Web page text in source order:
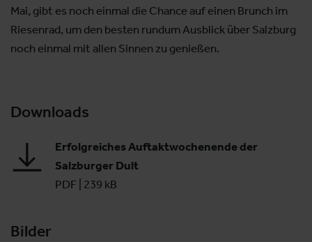
Mai, gibt es noch einmal die Chance auf einen Brunch im
Riesenrad, um den besten rundum Ausblick über Salzburg
noch einmal mit allen Sinnen zu genießen.
Downloads
Erfolgreiches Auftaktwochenende der
Salzburger Dult
PDF 239 kB
Bilder